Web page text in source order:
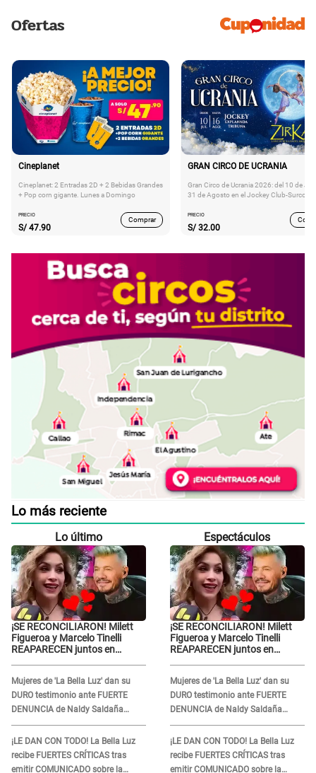
Ofertas
Cineplanet
Cineplanet: 2 Entradas 2D + 2 Bebidas Grandes
+ Pop corn gigante. Lunes a Domingo
PRECIO
S/ 47.90
Comprar
GRAN CIRCO DE UCRANIA
Gran Circo de Ucrania 2026: del 10 de
31 de Agosto en el Jockey Club-Surco
PRECIO
S/ 32.00
Lo más reciente
Lo último
¡SE RECONCILIARON! Milett
Figueroa y Marcelo Tinelli
REAPARECEN juntos en
cuatro meses
Mujeres de 'La Bella Luz' dan su
DURO testimonio ante FUERTE
DENUNCIA de Naldy Saldaña
contra director: "Cualquier
acusación de apañamiento..."
¡LE DAN CON TODO! La Bella Luz
recibe FUERTES CRÍTICAS tras
emitir COMUNICADO sobre la
Espectáculos
¡SE RECONCILIARON! Milett
Figueroa y Marcelo Tinelli
REAPARECEN juntos en
cuatro meses
Mujeres de 'La Bella Luz' dan su
DURO testimonio ante FUERTE
DENUNCIA de Naldy Saldaña
contra director: "Cualquier
acusación de apañamiento..."
¡LE DAN CON TODO! La Bella Luz
recibe FUERTES CRÍTICAS tras
emitir COMUNICADO sobre la